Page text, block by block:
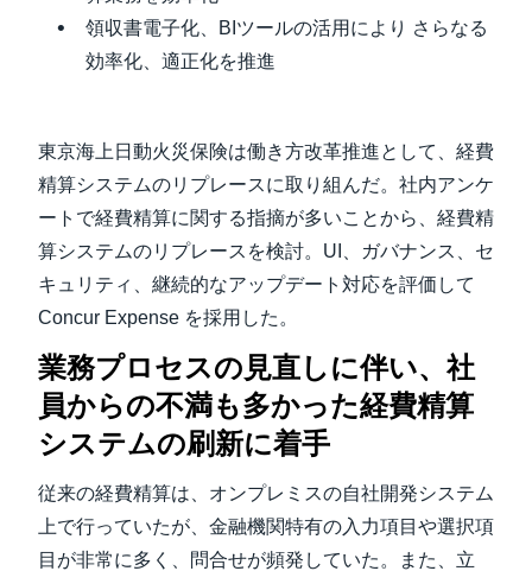
領収書電子化、BIツールの活用により さらなる
効率化、適正化を推進
東京海上日動火災保険は働き方改革推進として、経費
精算システムのリプレースに取り組んだ。社内アンケ
ートで経費精算に関する指摘が多いことから、経費精
算システムのリプレースを検討。UI、ガバナンス、セ
キュリティ、継続的なアップデート対応を評価して
Concur Expense を採用した。
業務プロセスの見直しに伴い、社
員からの不満も多かった経費精算
システムの刷新に着手
従来の経費精算は、オンプレミスの自社開発システム
上で行っていたが、金融機関特有の入力項目や選択項
目が非常に多く、問合せが頻発していた。また、立